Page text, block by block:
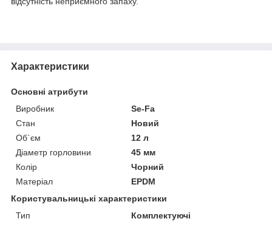
Характеристики
Основні атрибути
Виробник
Se-Fa
Стан
Новий
Об`єм
12 л
Діаметр горловини
45 мм
Колір
Чорний
Матеріал
EPDM
Користувальницькі характеристики
Тип
Комплектуючі